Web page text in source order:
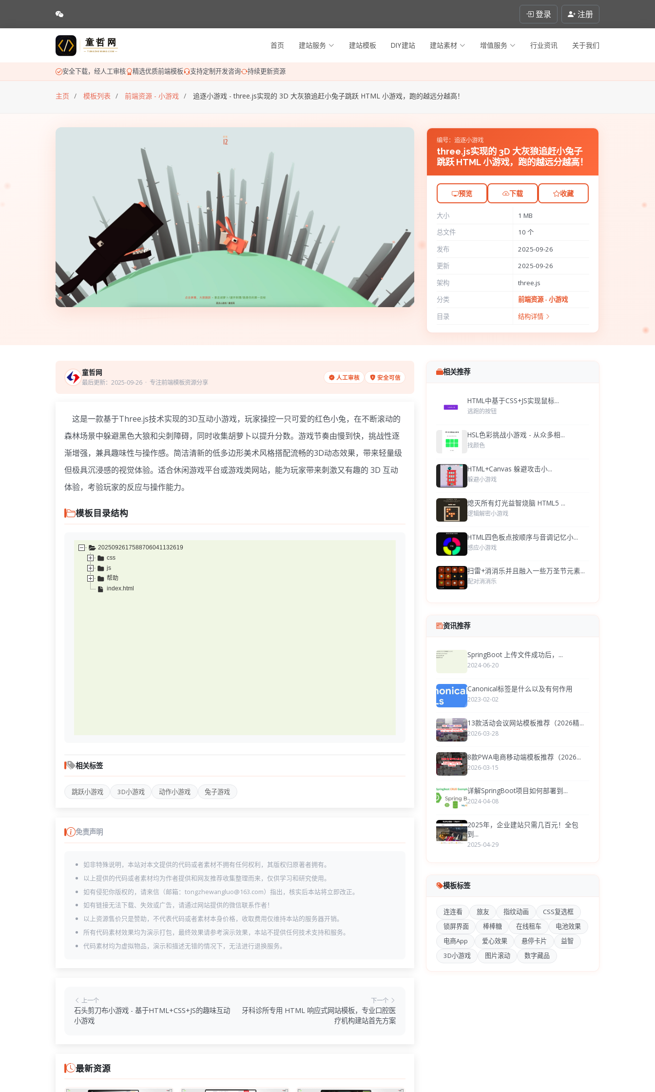
登录 注册
首页 建站服务 建站模板 DIY建站 建站素材 增值服务 行业资讯 关于我们
安全下载，经人工审核 精选优质前端模板 支持定制开发咨询 持续更新资源
主页 模板列表 前端资源 - 小游戏 追逐小游戏 - three.js实现的 3D 大灰狼追赶小兔子跳跃 HTML 小游戏，跑的越远分越高！
编号：追逐小游戏
three.js实现的 3D 大灰狼追赶小兔子
跳跃 HTML 小游戏，跑的越远分越高！
预览 下载 收藏
大小
1 MB
总文件
10 个
发布
2025-09-26
更新
2025-09-26
架构
three.js
分类
前端资源 - 小游戏
目录
结构详情
童哲网
最后更新：2025-09-26· 专注前端模板资源分享
人工审核 安全可信
这是一款基于Three.js技术实现的3D互动小游戏，玩家操控一只可爱的红色小兔，在不断滚动的
森林场景中躲避黑色大狼和尖刺障碍，同时收集胡萝卜以提升分数。游戏节奏由慢到快，挑战性逐
渐增强，兼具趣味性与操作感。简洁清新的低多边形美术风格搭配流畅的3D动态效果，带来轻量级
但极具沉浸感的视觉体验。适合休闲游戏平台或游戏类网站，能为玩家带来刺激又有趣的 3D 互动
体验，考验玩家的反应与操作能力。
模板目录结构
2025092617588706041132619
css
js
帮助
index.html
相关标签
跳跃小游戏 3D小游戏 动作小游戏 兔子游戏
免责声明
如非特殊说明，本站对本文提供的代码或者素材不拥有任何权利，其版权归原著者拥有。
以上提供的代码或者素材均为作者提供和网友推荐收集整理而来，仅供学习和研究使用。
如有侵犯你版权的，请来信（邮箱：tongzhewangluo@163.com）指出，核实后本站将立即改正。
如有链接无法下载、失效或广告，请通过网站提供的微信联系作者！
以上资源售价只是赞助，不代表代码或者素材本身价格，收取费用仅维持本站的服务器开销。
所有代码素材效果均为演示打包，最终效果请参考演示效果，本站不提供任何技术支持和服务。
代码素材均为虚拟物品，演示和描述无错的情况下，无法进行退换服务。
上一个
石头剪刀布小游戏 - 基于HTML+CSS+JS的趣味互动
小游戏
下一个
牙科诊所专用 HTML 响应式网站模板，专业口腔医
疗机构建站首先方案
最新资源
相关推荐
HTML中基于CSS+JS实现鼠标...
逃跑的按钮
HSL色彩挑战小游戏 - 从众多相...
找颜色
HTML+Canvas 躲避攻击小...
躲避小游戏
熄灭所有灯光益智烧脑 HTML5 ...
逻辑解密小游戏
HTML四色板点按顺序与音调记忆小...
感应小游戏
扫雷+消消乐并且融入一些万圣节元素...
配对消消乐
资讯推荐
SpringBoot 上传文件成功后，...
2024-06-20
Canonical标签是什么以及有何作用
2023-02-02
13款活动会议网站模板推荐（2026精...
2026-03-28
8款PWA电商移动端模板推荐（2026...
2026-03-15
详解SpringBoot项目如何部署到...
2024-04-08
2025年，企业建站只需几百元！全包
到...
2025-04-29
模板标签
连连看 旅友 指纹动画
CSS复选框
锁屏界面
棒棒糖 在线租车
电池效果
电商App
爱心效果 悬停卡片
益智
3D小游戏
图片滚动 数字藏品